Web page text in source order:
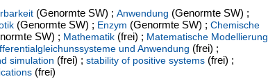
(Genormte SW) ; Anwendung (Genormte SW) ;
(Genormte SW) ; Enzym (Genormte SW) ; Chemische
SW) ; Mathematik (frei) ; Matematische Modellierung
und Anwendung (frei) ;
simulation (frei) ; stability of positive systems (frei) ;
(frei)